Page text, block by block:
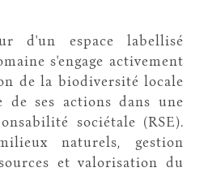
d'un espace labellisé
s'engage activement
de la biodiversité locale
de ses actions dans une
sociétale (RSE).
naturels, gestion
et valorisation du